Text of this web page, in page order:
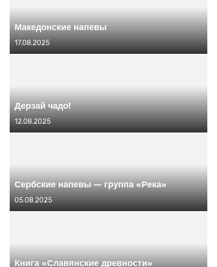
Македонские напевы
Размещено
в
17.08.2025
Дерзай чадо!
Размещено
в
12.08.2025
Сербские напевы — группа «Река»
Размещено
в
05.08.2025
Книга «Славянские древности»